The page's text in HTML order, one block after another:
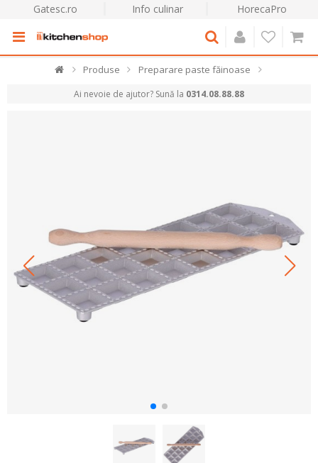
Gatesc.ro Info culinar HorecaPro
Produse Preparare paste făinoase
Ai nevoie de ajutor? Sună la 0314.08.88.88